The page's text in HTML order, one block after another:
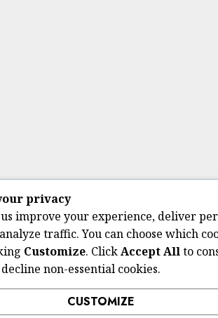
privacy
us improve your experience, deliver
traffic. You can choose which
Customize. ClickAccept Allto
non-essential cookies.
CUSTOMIZE